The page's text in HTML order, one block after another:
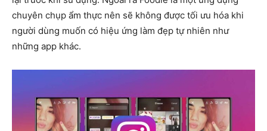
chuyên chụp ẩm thực nên sẽ không được tối ưu hóa khi
người dùng muốn có hiệu ứng làm đẹp tự nhiên như
những app khác.